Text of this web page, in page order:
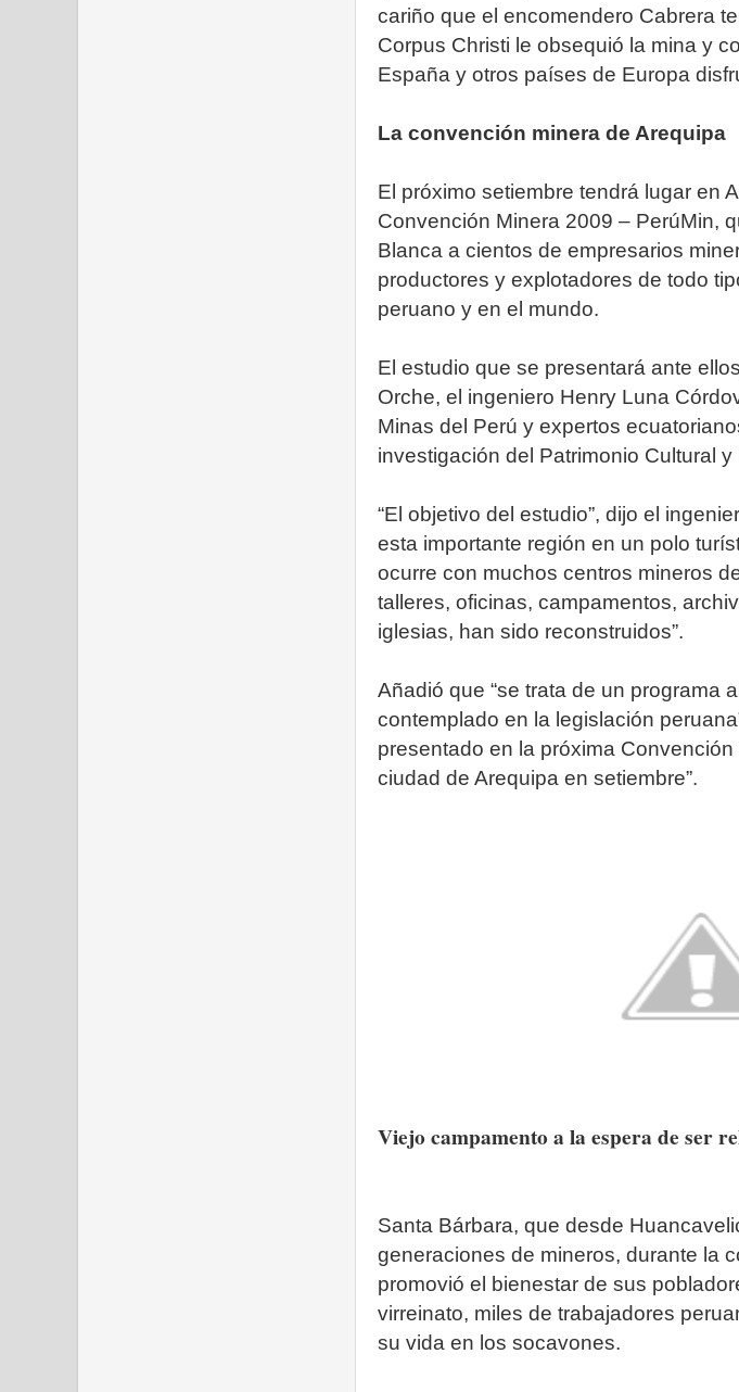
cariño que el encomendero Cabrera
Corpus Christi le obsequió la mina y
España y otros países de Europa
La convención minera de Arequipa
El próximo setiembre tendrá lugar en
Convención Minera 2009 – PerúMin,
Blanca a cientos de empresarios
productores y explotadores de todo
peruano y en el mundo.
El estudio que se presentará ante
Orche, el ingeniero Henry Luna
Minas del Perú y expertos
investigación del Patrimonio Cultural
“El objetivo del estudio”, dijo el
esta importante región en un polo
ocurre con muchos centros mineros
talleres, oficinas, campamentos,
iglesias, han sido reconstruidos”.
Añadió que “se trata de un programa
contemplado en la legislación
presentado en la próxima
ciudad de Arequipa en setiembre”.
Viejo campamento a la espera de ser
Santa Bárbara, que desde
generaciones de mineros, durante la
promovió el bienestar de sus
virreinato, miles de trabajadores
su vida en los socavones.